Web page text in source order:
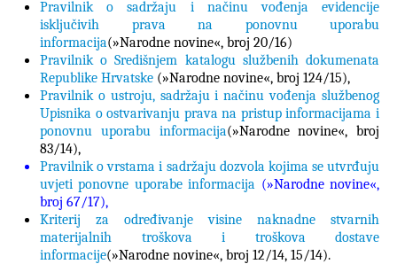
Pravilnik o sadržaju i načinu vođenja evidencije
isključivih prava na ponovnu uporabu
informacija(»Narodne novine«, broj 20/16)
Pravilnik o Središnjem katalogu službenih dokumenata
Republike Hrvatske (»Narodne novine«, broj 124/15),
Pravilnik o ustroju, sadržaju i načinu vođenja službenog
Upisnika o ostvarivanju prava na pristup informacijama i
ponovnu uporabu informacija(»Narodne novine«, broj
83/14),
Pravilnik o vrstama i sadržaju dozvola kojima se utvrđuju
uvjeti ponovne uporabe informacija (»Narodne novine«,
broj 67/17),
Kriterij za određivanje visine naknadne stvarnih
materijalnih troškova i troškova dostave
informacije(»Narodne novine«, broj 12/14, 15/14).